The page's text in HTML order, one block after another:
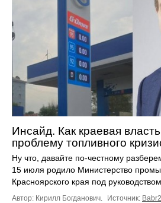
Инсайд. Как краевая
проблему топливного
Ну что, давайте по-честному
15 июля родило Министерство
Красноярского края под руководством
Автор: Кирилл Богданович. Источник: